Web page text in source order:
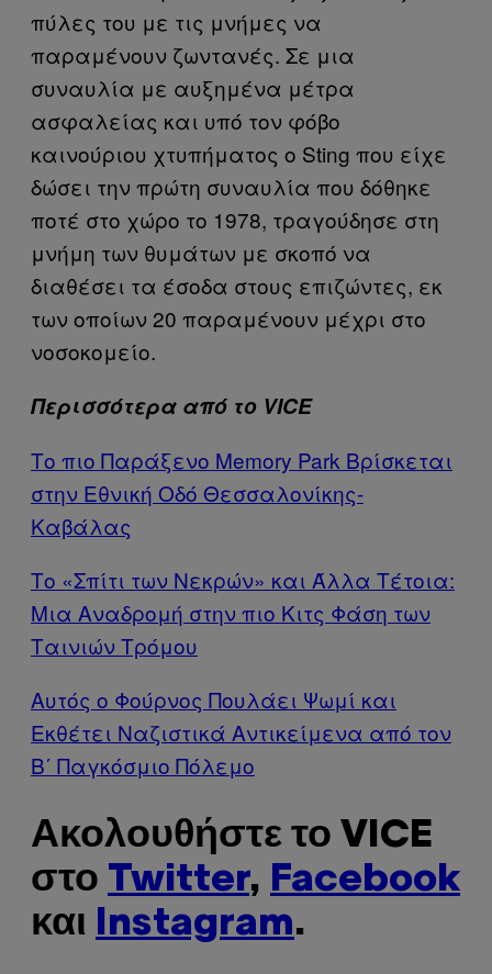
πύλες του με τις μνήμες να
παραμένουν ζωντανές. Σε μια
συναυλία με αυξημένα μέτρα
ασφαλείας και υπό τον φόβο
καινούριου χτυπήματος ο Sting που είχε
δώσει την πρώτη συναυλία που δόθηκε
ποτέ στο χώρο το 1978, τραγούδησε στη
μνήμη των θυμάτων με σκοπό να
διαθέσει τα έσοδα στους επιζώντες, εκ
των οποίων 20 παραμένουν μέχρι στο
νοσοκομείο.
Περισσότερα από το VICE
Το πιο Παράξενο Memory Park Βρίσκεται
στην Εθνική Οδό Θεσσαλονίκης-
Καβάλας
Το «Σπίτι των Νεκρών» και Άλλα Τέτοια:
Μια Αναδρομή στην πιο Κιτς Φάση των
Ταινιών Τρόμου
Αυτός ο Φούρνος Πουλάει Ψωμί και
Εκθέτει Ναζιστικά Αντικείμενα από τον
Β΄ Παγκόσμιο Πόλεμο
Ακολουθήστε το VICE
στο Twitter, Facebook
και
Instagram.